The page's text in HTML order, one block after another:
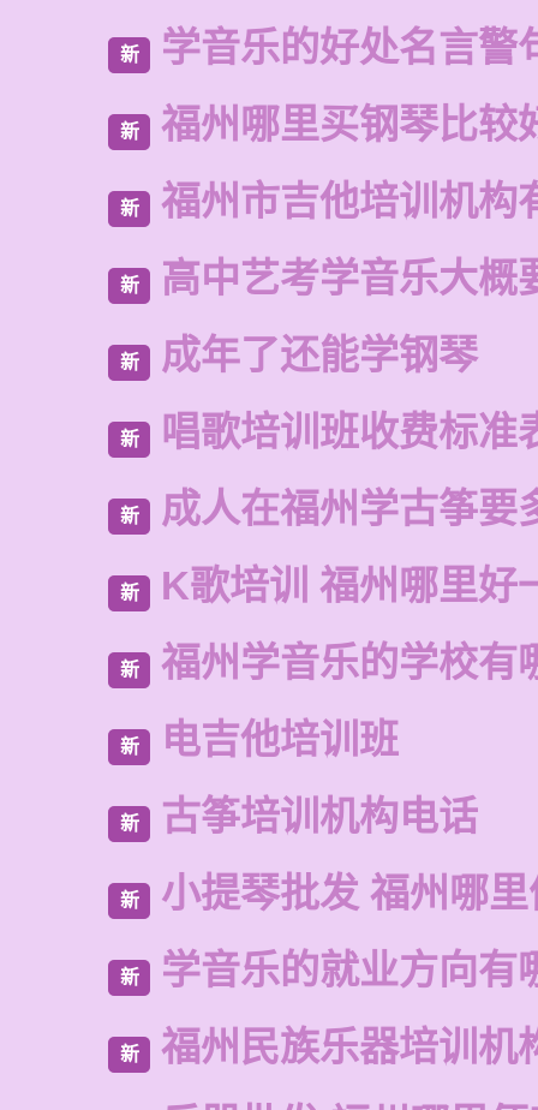
新 学音乐的好处名言警
新 福州哪里买钢琴比较
新 福州市吉他培训机构
新 高中艺考学音乐大概
新 成年了还能学钢琴
新 唱歌培训班收费标准
新 成人在福州学古筝要
新 K歌培训 福州哪里好
新 福州学音乐的学校有
新 电吉他培训班
新 古筝培训机构电话
新 小提琴批发 福州哪
新 学音乐的就业方向有
新
福州民族乐器培训机